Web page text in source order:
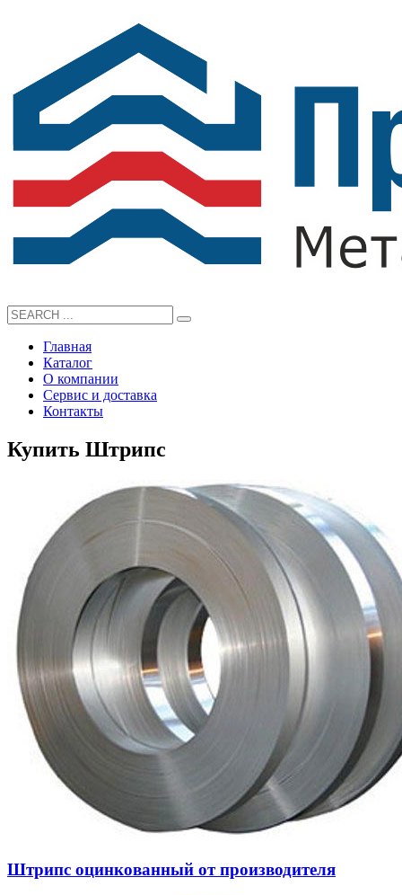
Главная
Каталог
О компании
Сервис и доставка
Контакты
Купить Штрипс
Штрипс оцинкованный от производителя